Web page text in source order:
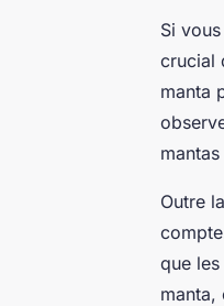
Si
crucial
manta
Outre
que
manta,